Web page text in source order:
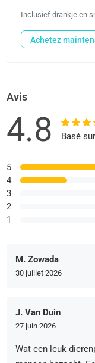
Inclusief drankje en
Achetez
Avis
4.8 Basé
5
4
3
2
1
M. Zowada
30 juillet 2026
J. Van Duin
27 juin 2026
Wat een leuk